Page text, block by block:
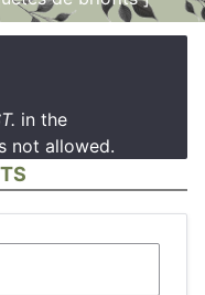
in the
not allowed.